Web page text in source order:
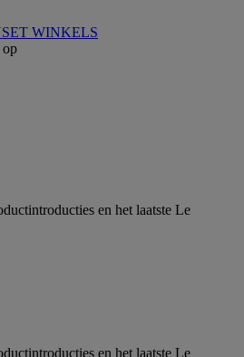
WINKELS
op
en het laatste Le
en het laatste Le